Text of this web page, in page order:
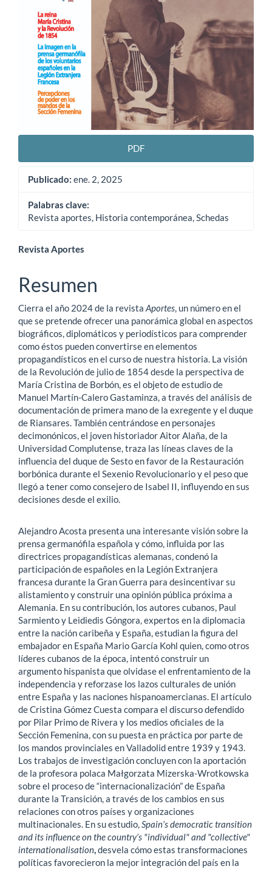
PDF
Publicado: ene. 2, 2025
Palabras clave:
Revista aportes, Historia contemporánea, Schedas
Contenido
principal
del
artículo
Revista Aportes
Resumen
Cierra el año 2024 de la revista Aportes, un número en el
que se pretende ofrecer una panorámica global en aspectos
biográficos, diplomáticos y periodísticos para comprender
como éstos pueden convertirse en elementos
propagandísticos en el curso de nuestra historia. La visión
de la Revolución de julio de 1854 desde la perspectiva de
María Cristina de Borbón, es el objeto de estudio de
Manuel Martín-Calero Gastaminza, a través del análisis de
documentación de primera mano de la exregente y el duque
de Riansares. También centrándose en personajes
decimonónicos, el joven historiador Aitor Alaña, de la
Universidad Complutense, traza las líneas claves de la
influencia del duque de Sesto en favor de la Restauración
borbónica durante el Sexenio Revolucionario y el peso que
llegó a tener como consejero de Isabel II, influyendo en sus
decisiones desde el exilio.
Alejandro Acosta presenta una interesante visión sobre la
prensa germanófila española y cómo, influida por las
directrices propagandísticas alemanas, condenó la
participación de españoles en la Legión Extranjera
francesa durante la Gran Guerra para desincentivar su
alistamiento y construir una opinión pública próxima a
Alemania. En su contribución, los autores cubanos, Paul
Sarmiento y Leidiedis Góngora, expertos en la diplomacia
entre la nación caribeña y España, estudian la figura del
embajador en España Mario García Kohl quien, como otros
líderes cubanos de la época, intentó construir un
argumento hispanista que olvidase el enfrentamiento de la
independencia y reforzase los lazos culturales de unión
entre España y las naciones hispanoamercianas. El artículo
de Cristina Gómez Cuesta compara el discurso defendido
por Pilar Primo de Rivera y los medios oficiales de la
Sección Femenina, con su puesta en práctica por parte de
los mandos provinciales en Valladolid entre 1939 y 1943.
Los trabajos de investigación concluyen con la aportación
de la profesora polaca Małgorzata Mizerska-Wrotkowska
sobre el proceso de “internacionalización” de España
durante la Transición, a través de los cambios en sus
relaciones con otros países y organizaciones
multinacionales. En su estudio,Spain’s democratic transition
and its influence on the country’s "individual" and "collective"
internationalisation,desvela cómo estas transformaciones
políticas favorecieron la mejor integración del país en la